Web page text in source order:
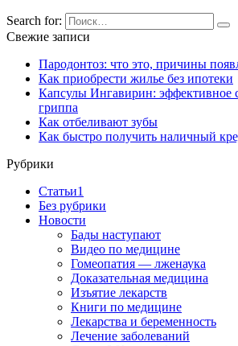
Search for:
Свежие записи
Пародонтоз: что это, причины
Как приобрести жилье без ипотеки
Капсулы Ингавирин: эффективное
гриппа
Как отбеливают зубы
Как быстро получить наличный
Рубрики
Cтатьи1
Без рубрики
Новости
Бады наступают
Видео по медицине
Гомеопатия — лженаука
Доказательная медицина
Изъятие лекарств
Книги по медицине
Лекарства и беременность
Лечение заболеваний